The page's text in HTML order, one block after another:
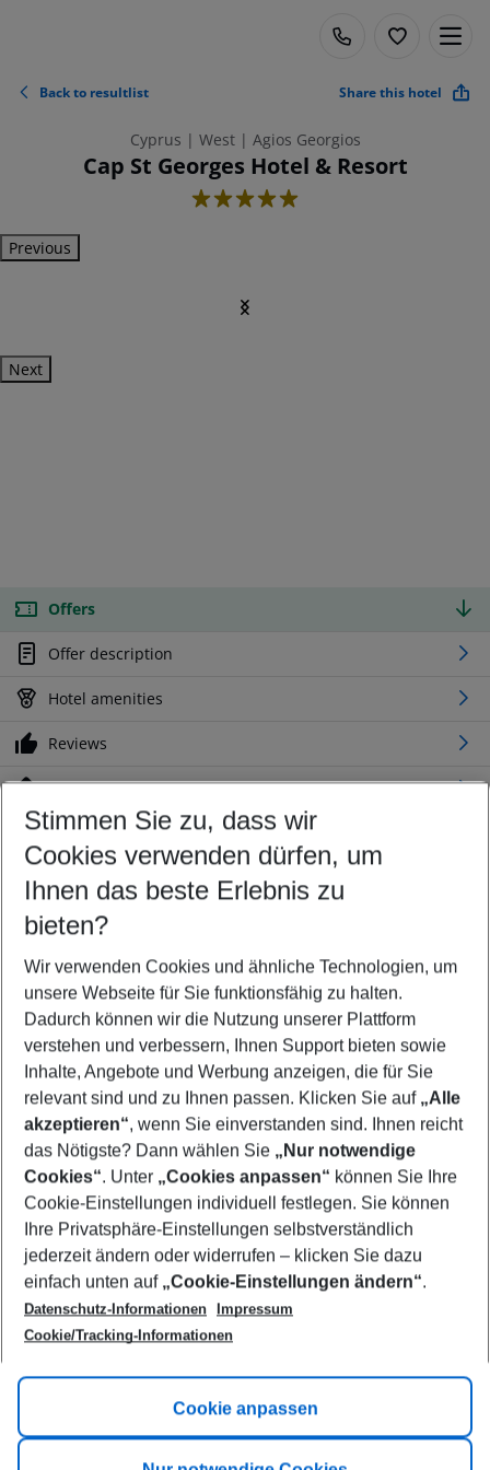
Back to resultlist Share this hotel
Cyprus | West | Agios Georgios
Cap St Georges Hotel & Resort
5
Previous
Next
Offers
Offer description
Hotel amenities
Reviews
Location
Customize your offer
Find the perfect deal which suits your best
Your departure airport
Any airport
Select your date range
09/08/26–07/08/27 5-8 nights
Who will travel
2 adults No children
Show more filter
Footer
Footer navigation
Title A
Link A
Stimmen Sie zu, dass wir
Cookies verwenden dürfen, um
Ihnen das beste Erlebnis zu
bieten?
Wir verwenden Cookies und ähnliche Technologien, um
unsere Webseite für Sie funktionsfähig zu halten.
Dadurch können wir die Nutzung unserer Plattform
verstehen und verbessern, Ihnen Support bieten sowie
Inhalte, Angebote und Werbung anzeigen, die für Sie
relevant sind und zu Ihnen passen. Klicken Sie auf „Alle
akzeptieren“, wenn Sie einverstanden sind. Ihnen reicht
das Nötigste? Dann wählen Sie „Nur notwendige
Cookies“. Unter „Cookies anpassen“ können Sie Ihre
Cookie-Einstellungen individuell festlegen. Sie können
Ihre Privatsphäre-Einstellungen selbstverständlich
jederzeit ändern oder widerrufen – klicken Sie dazu
einfach unten auf „Cookie-Einstellungen ändern“.
Datenschutz-Informationen
Impressum
Cookie/Tracking-Informationen
Cookie anpassen